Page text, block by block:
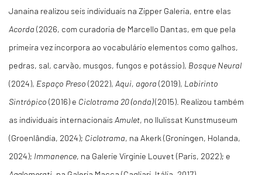
Janaina realizou seis individuais na Zipper Galeria, entre elas
Acorda (2026, com curadoria de Marcello Dantas, em que pela
primeira vez incorpora ao vocabulário elementos como galhos,
pedras, sal, carvão, musgos, fungos e potássio), Bosque Neural
(2024), Espaço Preso (2022), Aqui, agora (2019), Labirinto
Sintrópico (2016) e Ciclotrama 20 (onda)(2015). Realizou também
as individuais internacionais Amulet, no Ilulissat Kunstmuseum
(Groenlândia, 2024); Ciclotrama, na Akerk (Groningen, Holanda,
2024); Immanence, na Galerie Virginie Louvet (Paris, 2022); e